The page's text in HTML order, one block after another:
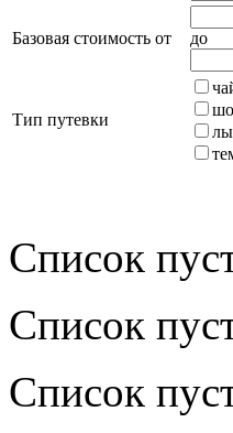
Базовая стоимость от
до
Тип путевки
Список
Список
Список